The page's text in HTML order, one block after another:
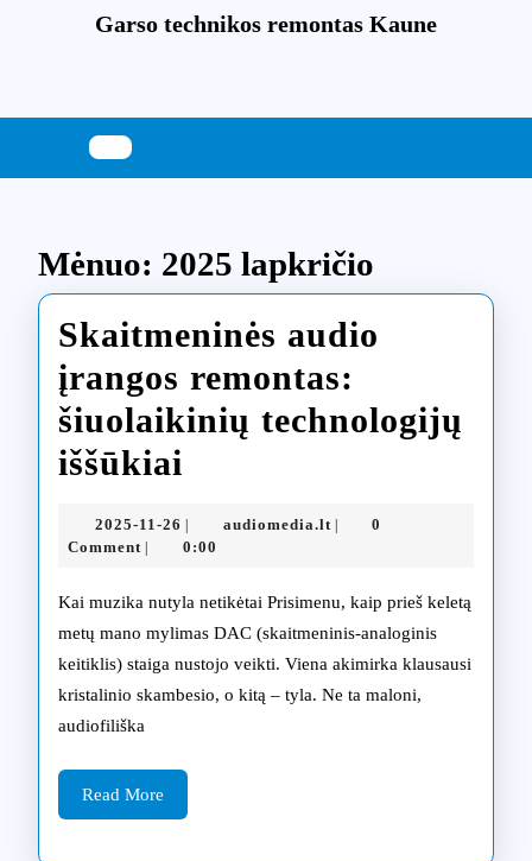
Garso technikos remontas Kaune
Mėnuo: 2025 lapkričio
Skaitmeninės audio
įrangos remontas:
šiuolaikinių technologijų
iššūkiai
įrangos
remontas:
šiuolaikinių
technologijų
iššūkiai
2025-11-26 2025-
11-
audiomedia.ltaudiomedia.lt
0
Comment
0:00
Kai muzika nutyla netikėtai Prisimenu, kaip prieš keletą
metų mano mylimas DAC (skaitmeninis-analoginis
keitiklis) staiga nustojo veikti. Viena akimirka klausausi
kristalinio skambesio, o kitą – tyla. Ne ta maloni,
audiofiliška
Read More
More